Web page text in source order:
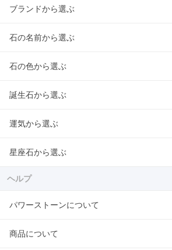
ブランドから選ぶ
石の名前から選ぶ
石の色から選ぶ
誕生石から選ぶ
運気から選ぶ
星座石から選ぶ
ヘルプ
パワーストーンについて
商品について